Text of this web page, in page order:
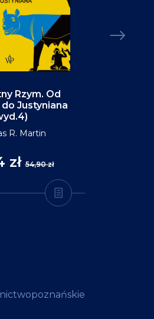
Rzym. Od
Justyniana
R. Martin
zł54,90 zł